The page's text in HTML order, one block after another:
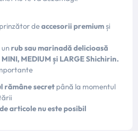
deaccesorii premiumși
unrub sau marinadă delicioasă
MEDIUM și LARGE Shichirin.
rămâne secret până la momentul
articole nu este posibil